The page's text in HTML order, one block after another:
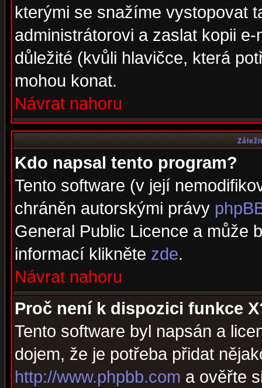
kterými se snažíme vystopovat
administrátorovi a zaslat kopii
důležité (kvůli hlavičce, která
mohou konat.
Návrat nahoru
Kdo napsal tento program?
Tento software (v její
chráněn autorskými právy
General Public Licence a může
informací klikněte zde.
Návrat nahoru
Proč není k dispozici funkce
Tento software byl napsán a
dojem, že je potřeba přidat
http://www.phpbb.com a ověřte